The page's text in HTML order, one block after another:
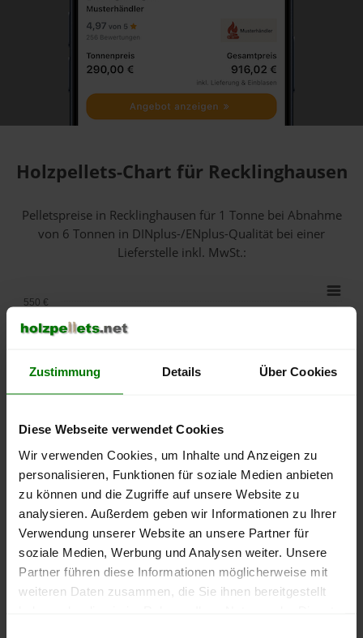
Zustimmung Details Über Cookies
Diese Webseite verwendet Cookies
Wir verwenden Cookies, um Inhalte und Anzeigen zu
personalisieren, Funktionen für soziale Medien anbieten
zu können und die Zugriffe auf unsere Website zu
analysieren. Außerdem geben wir Informationen zu Ihrer
Verwendung unserer Website an unsere Partner für
soziale Medien, Werbung und Analysen weiter. Unsere
Partner führen diese Informationen möglicherweise mit
weiteren Daten zusammen, die Sie ihnen bereitgestellt
Holzpellets-Chart für Recklinghausen
Pelletspreise in Recklinghausen für 1 Tonne bei Abnahme
von 6 Tonnen in DINplus-/ENplus-Qualität bei einer
Lieferstelle inkl. MwSt.:
lose Ware Sackware
September
2025
Januar
2026
Mai
2026
300 €
350 €
450 €
550 €